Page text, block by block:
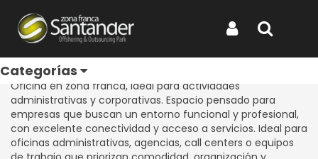
Categorías
Oficina 501
REF: OFICINA 501
Oficina en zona franca, ideal para actividades
administrativas y corporativas. Espacio pensado para
empresas que buscan un entorno funcional y profesional,
con excelente conectividad y acceso a servicios. Ideal para
oficinas administrativas, agencias, call centers o equipos